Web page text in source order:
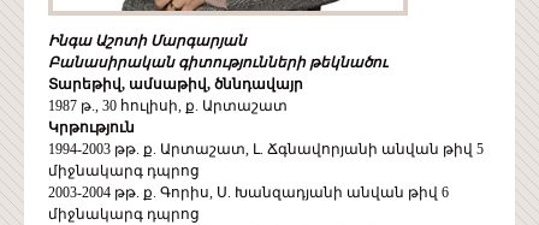
Ինգա Աշոտի Մարգարյան
Բանասիրական գիտությունների թեկնածու
Տարեթիվ, ամսաթիվ, ծննդավայր
1987 թ., 30 հուլիսի, ք. Արտաշատ
Կրթություն
1994-2003 թթ. ք. Արտաշատ, Լ. Ճգնավորյանի անվան թիվ 5
միջնակարգ դպրոց
2003-2004 թթ. ք. Գորիս, Ս. Խանզադյանի անվան թիվ 6
միջնակարգ դպրոց